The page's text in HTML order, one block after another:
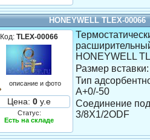
HONEYWELL TLEX-00066
Код:TLEX-00066
описание и фото
Цена: 0 у.е
Статус:
Есть на складе
HONEYWELL
Размер вставки:
Тип
A+0/-50
Соединение
3/8X1/2ODF